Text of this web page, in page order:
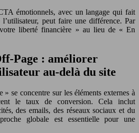
émotionnels, avec un langage qui fait
peut faire une différence. Par
liberté financière » au lieu de « En
Page : améliorer
au-delà du site
se concentre sur les éléments externes à
le taux de conversion. Cela inclut
des emails, des réseaux sociaux et du
globale est essentielle pour une